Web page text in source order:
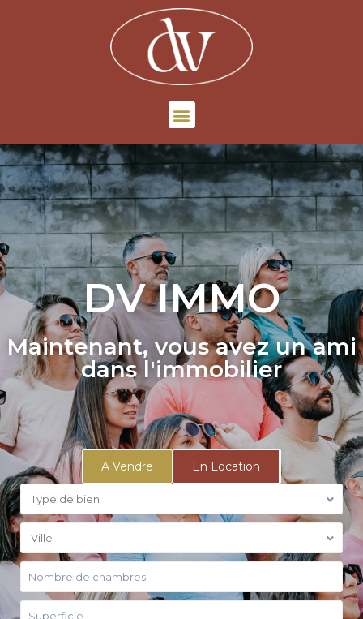
DV IMMO
Maintenant, vous avez un ami
dans l'immobilier
A Vendre En Location
Type de bien
Ville